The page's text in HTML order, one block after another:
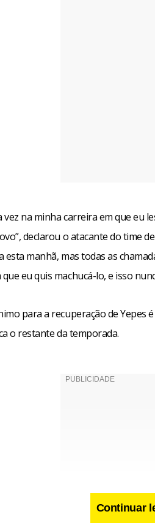
vez na minha carreira em que eu
declarou o atacante do time
manhã, mas todas as
eu quis machucá-lo, e isso
para a recuperação de Yepes
o restante da temporada.
Continuar